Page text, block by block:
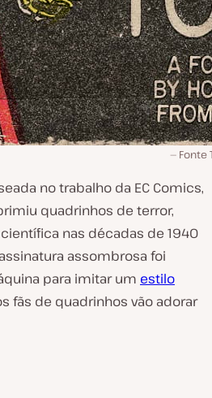
Fonte
no trabalho da EC Comics,
quadrinhos de terror,
nas décadas de 1940
assombrosa foi
para imitar um estilo
fãs de quadrinhos vão adorar